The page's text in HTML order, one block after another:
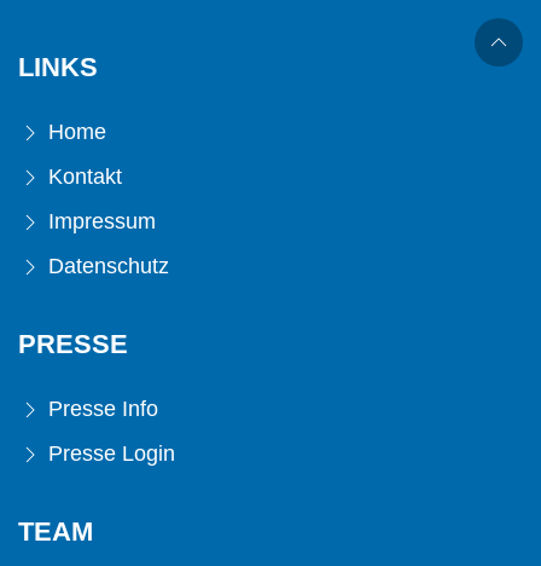
LINKS
Home
Kontakt
Impressum
Datenschutz
PRESSE
Presse Info
Presse Login
TEAM